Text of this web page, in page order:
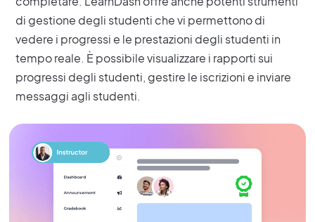
di gestione degli studenti che vi permettono di
vedere i progressi e le prestazioni degli studenti in
tempo reale. È possibile visualizzare i rapporti sui
progressi degli studenti, gestire le iscrizioni e inviare
messaggi agli studenti.